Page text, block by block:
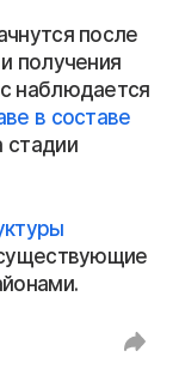
после
получения
наблюдается
в составе
стадии
существующие